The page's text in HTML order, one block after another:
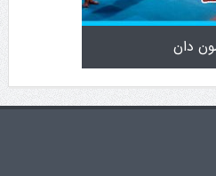
تولد دان